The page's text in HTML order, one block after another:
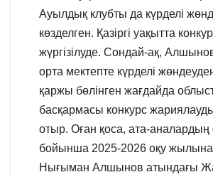
Ауылдық клубты да күрделі
көзделген. Қазіргі уақытта
жүргізілуде. Сондай-ақ,
орта мектепте күрделі
қаржы бөлінген жағдайда
басқармасы конкурс
отыр. Оған қоса, ата-аналардың
бойынша 2025-2026 оқу
Нығыман Алшынов атындағы